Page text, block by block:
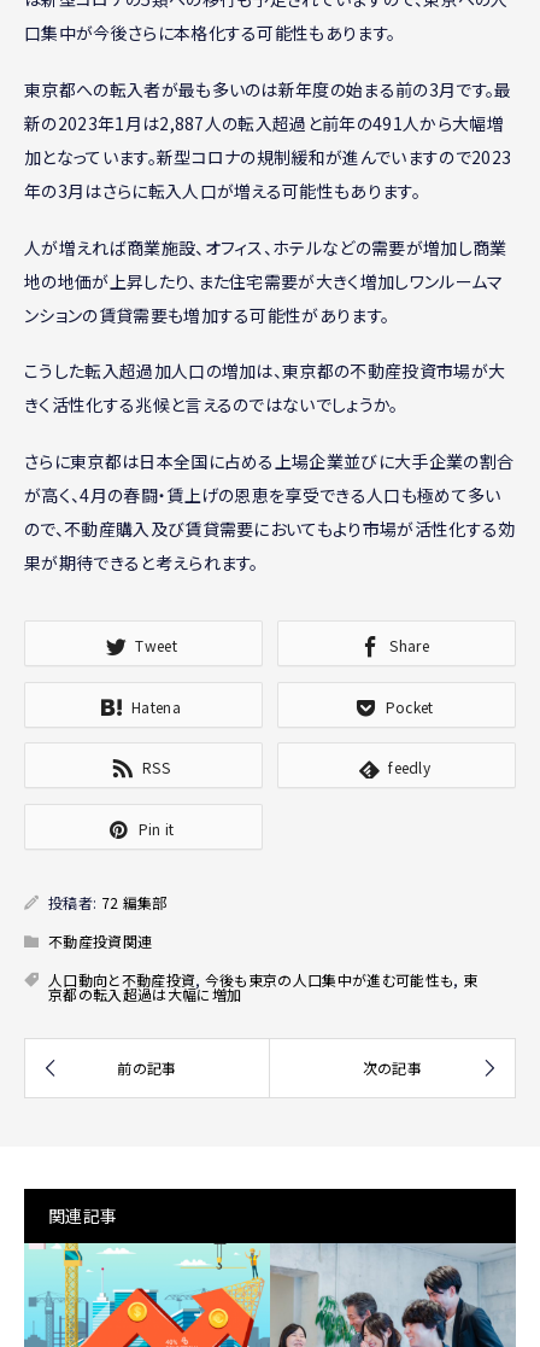
口集中が今後さらに本格化する可能性もあります。
東京都への転入者が最も多いのは新年度の始まる前の3月です。最
新の2023年1月は2,887人の転入超過と前年の491人から大幅増
加となっています。新型コロナの規制緩和が進んでいますので2023
年の3月はさらに転入人口が増える可能性もあります。
人が増えれば商業施設、オフィス、ホテルなどの需要が増加し商業
地の地価が上昇したり、また住宅需要が大きく増加しワンルームマ
ンションの賃貸需要も増加する可能性があります。
こうした転入超過加人口の増加は、東京都の不動産投資市場が大
きく活性化する兆候と言えるのではないでしょうか。
さらに東京都は日本全国に占める上場企業並びに大手企業の割合
が高く、4月の春闘・賃上げの恩恵を享受できる人口も極めて多い
ので、不動産購入及び賃貸需要においてもより市場が活性化する効
果が期待できると考えられます。
Tweet Share
Hatena Pocket
RSS feedly
Pin it
投稿者: 72 編集部
不動産投資関連
人口動向と不動産投資, 今後も東京の人口集中が進む可能性も, 東
京都の転入超過は大幅に増加
関連記事